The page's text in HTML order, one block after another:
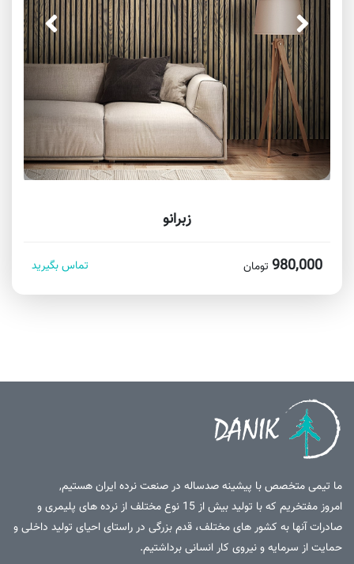
زبرانو
980,000 تومان تماس بگیرید
ما تیمی متخصص با پیشینه صدساله در صنعت نرده ایران هستیم,
امروز مفتخریم که با تولید بیش از 15 نوع مختلف از نرده های پلیمری و
صادرات آنها به کشور های مختلف، قدم بزرگی در راستای احیای تولید داخلی و
حمایت از سرمایه و نیروی کار انسانی برداشتیم.